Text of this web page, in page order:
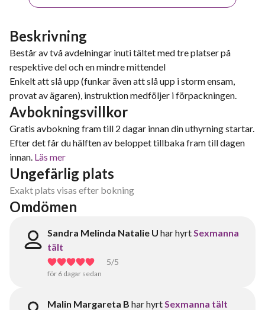
Beskrivning
Består av två avdelningar inuti tältet med tre platser på
respektive del och en mindre mittendel
Enkelt att slå upp (funkar även att slå upp i storm ensam,
provat av ägaren), instruktion medföljer i förpackningen.
Avbokningsvillkor
Gratis avbokning fram till 2 dagar innan din uthyrning startar.
Efter det får du hälften av beloppet tillbaka fram till dagen
innan. Läs mer
Ungefärlig plats
Exakt plats visas efter bokning
Omdömen
Sandra Melinda Natalie U har hyrtSexmanna
tält
5/5
för 6 dagar sedan
Malin Margareta B har hyrtSexmanna tält